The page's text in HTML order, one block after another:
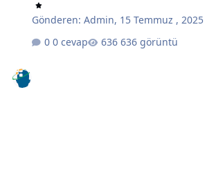
Gönderen:Admin, 15 Temmuz , 2025
0 cevap
636 görüntü